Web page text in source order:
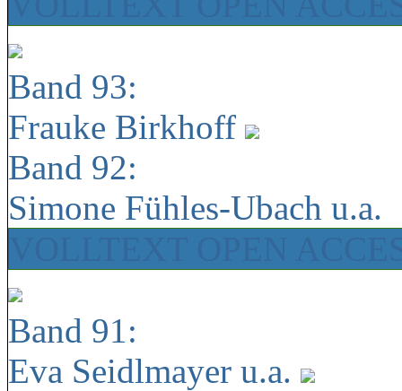
Band 93:
Frauke Birkhoff
Band 92:
Simone Fühles-Ubach u.a.
Band 91:
Eva Seidlmayer u.a.